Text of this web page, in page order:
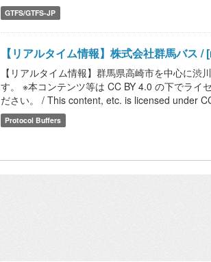
GTFS/GTFS-JP
【リアルタイム情報】株式会社群馬バ
【リアルタイム情報】群馬県高崎市を中心に
す。 ※本コンテンツ等は CC BY 4.0 の下でライ
ださい。 / This content, etc. is licensed under
Protocol Buffers